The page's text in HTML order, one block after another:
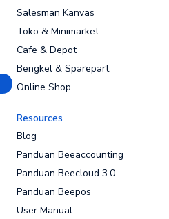
Salesman Kanvas
Toko & Minimarket
Cafe & Depot
Bengkel & Sparepart
Online Shop
Resources
Blog
Panduan Beeaccounting
Panduan Beecloud 3.0
Panduan Beepos
User Manual